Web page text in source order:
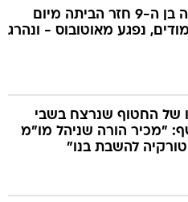
משה בן ה-9 חזר הביתה מיום
נפגע מאוטובוס - ונהרג
של החטוף שנרצח בשבי
"מכיר הורה שניהל מו"מ
להשבת בנו"